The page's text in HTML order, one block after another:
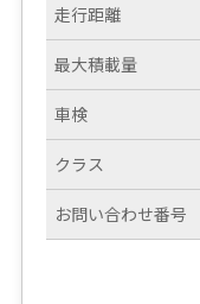
走行距離
最大積載量
車検
クラス
お問い合わせ番号